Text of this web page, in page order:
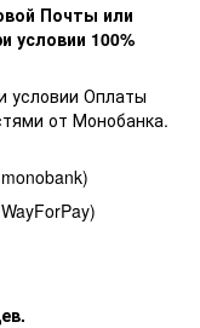
Почты или
условии 100%
условии Оплаты
от Монобанка.